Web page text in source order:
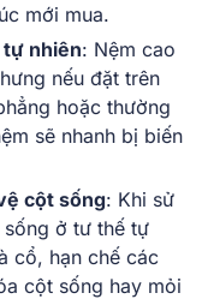
mới mua.
tự nhiên: Nệm cao
nếu đặt trên
hoặc thường
sẽ nhanh bị biến
cột sống: Khi sử
ở tư thế tự
cổ, hạn chế các
cột sống hay mỏi